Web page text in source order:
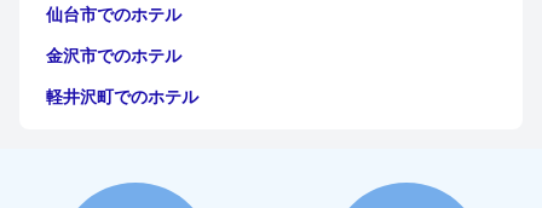
仙台市でのホテル
金沢市でのホテル
軽井沢町でのホテル
神戸市でのホテル